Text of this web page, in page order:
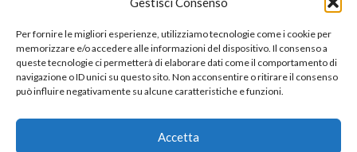
Per fornire le migliori esperienze, utilizziamo tecnologie come i cookie per
memorizzare e/o accedere alle informazioni del dispositivo. Il consenso a
queste tecnologie ci permetterà di elaborare dati come il comportamento di
navigazione o ID unici su questo sito. Non acconsentire o ritirare il consenso
può influire negativamente su alcune caratteristiche e funzioni.
Accetta
Redazione
Contatti
Pubblicità
Sitemap
RUBRICHE